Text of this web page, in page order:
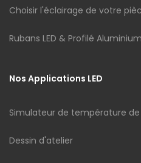
Choisir l'éclairage de votre
Rubans LED & Profilé
Nos Applications LED
Simulateur de température
Dessin d'atelier